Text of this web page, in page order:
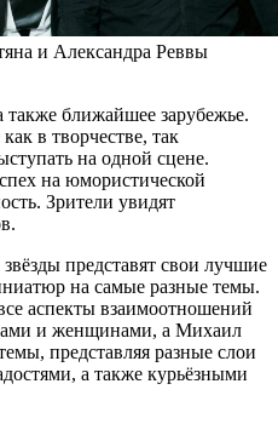
и Александра Реввы
также ближайшее зарубежье.
в творчестве, так
на одной сцене.
на юмористической
Зрители увидят
представят свои лучшие
на самые разные темы.
аспекты взаимоотношений
и женщинами, а Михаил
представляя разные слои
а также курьёзными